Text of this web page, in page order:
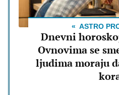
ASTRO
Dnevni
Ovnovima se
ljudima moraju